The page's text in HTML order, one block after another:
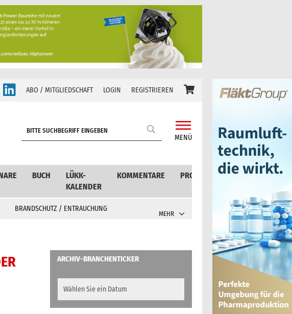
ABO / MITGLIEDSCHAFT LOGIN REGISTRIEREN
MENÜ
BUCH
LÜKK-
KALENDER
KOMMENTARE PRODUKTE
BRANDSCHUTZ / ENTRAUCHUNG
MEHR
ARCHIV-BRANCHENTICKER